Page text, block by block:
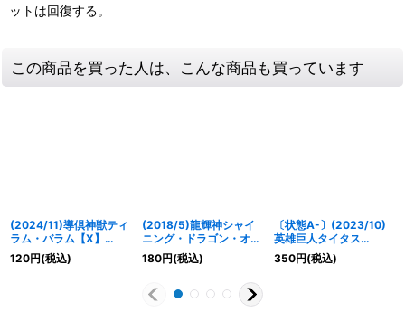
ットは回復する。
この商品を買った人は、こんな商品も買っています
(2024/11)導倶神獣ティ
ラム・バラム【X】
{BS68-X06}《黄》
120円(税込)
(2018/5)龍輝神シャイ
ニング・ドラゴン・オー
バーレイX【X】{SD44-
X01}《赤》
180円(税込)
〔状態A-〕(2023/10)
英雄巨人タイタス
XV【XV】{BS66-
XV05}《青》
350円(税込)